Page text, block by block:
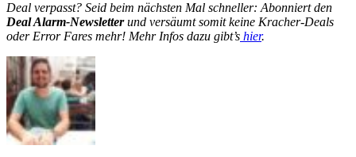
Deal verpasst? Seid beim nächsten Mal schneller: Abonniert den
Deal Alarm-Newsletterund versäumt somit keine Kracher-Deals
oder Error Fares mehr! Mehr Infos dazu gibt’s hier.